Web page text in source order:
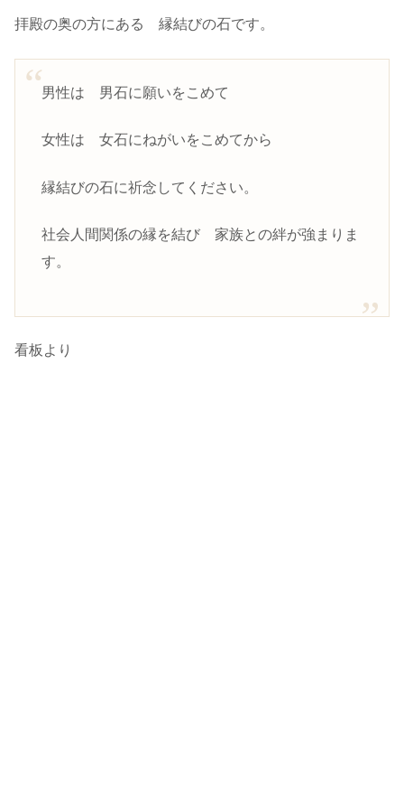
拝殿の奥の方にある 縁結びの石です。
男性は 男石に願いをこめて
女性は 女石にねがいをこめてから
縁結びの石に祈念してください。
社会人間関係の縁を結び 家族との絆が強まりま
す。
看板より